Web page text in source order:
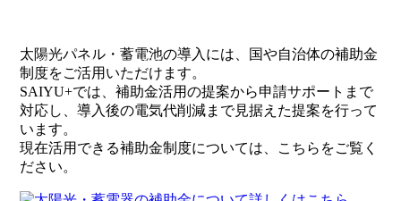
導入コストを賢く軽減へ
太陽光パネル・蓄電池の導入には、国や自治体の補助金
制度をご活用いただけます。
SAIYU+では、補助金活用の提案から申請サポートまで
対応し、導入後の電気代削減まで見据えた提案を行って
います。
現在活用できる補助金制度については、こちらをご覧く
ださい。